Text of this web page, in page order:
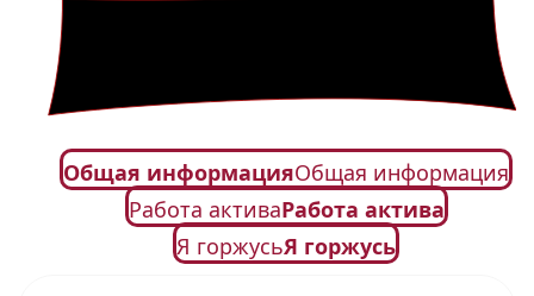
Общая информацияОбщая информация
Работа активаРабота актива
Я горжусьЯ горжусь